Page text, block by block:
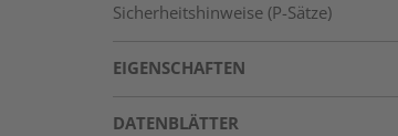
Sicherheitshinweise (P-Sätze)
EIGENSCHAFTEN
DATENBLÄTTER